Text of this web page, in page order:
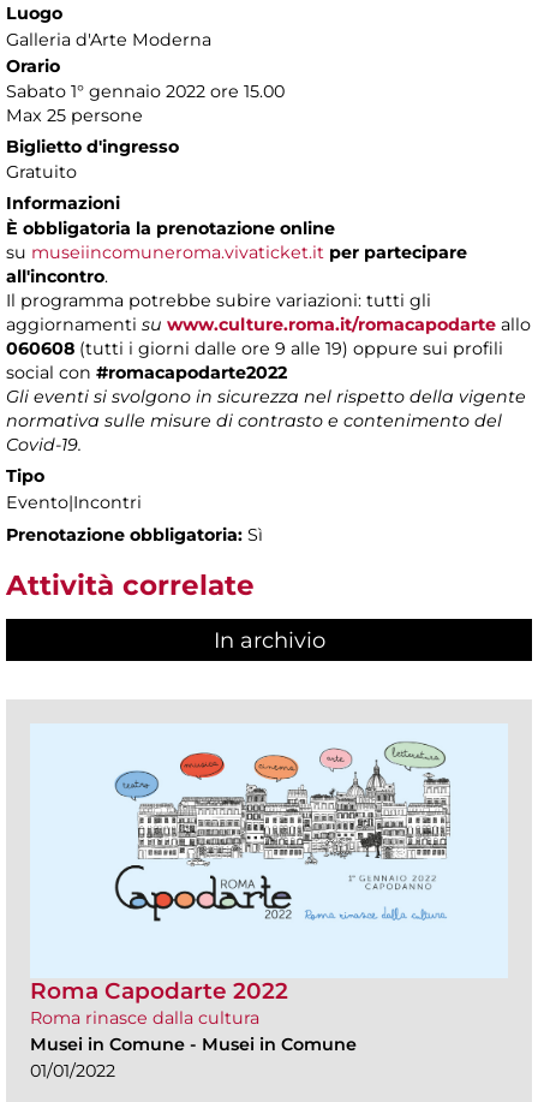
Luogo
Galleria d'Arte Moderna
Orario
Sabato 1° gennaio 2022 ore 15.00
Max 25 persone
Biglietto d'ingresso
Gratuito
Informazioni
È obbligatoria la prenotazione online
su museiincomuneroma.vivaticket.it per partecipare
all'incontro.
Il programma potrebbe subire variazioni: tutti gli
aggiornamenti su www.culture.roma.it/romacapodarte allo
060608 (tutti i giorni dalle ore 9 alle 19) oppure sui profili
social con #romacapodarte2022
Gli eventi si svolgono in sicurezza nel rispetto della vigente
normativa sulle misure di contrasto e contenimento del
Covid-19.
Tipo
Evento|Incontri
Prenotazione obbligatoria: Sì
Attività correlate
In archivio
Roma Capodarte 2022
Roma rinasce dalla cultura
Musei in Comune - Musei in Comune
01/01/2022